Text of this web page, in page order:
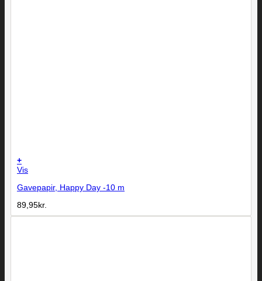
+
Vis
Gavepapir, Happy Day -10 m
89,95kr.